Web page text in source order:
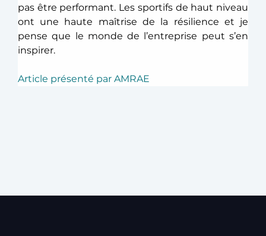
pas être performant. Les sportifs de haut niveau
ont une haute maîtrise de la résilience et je
pense que le monde de l’entreprise peut s’en
inspirer.
Article présenté par AMRAE